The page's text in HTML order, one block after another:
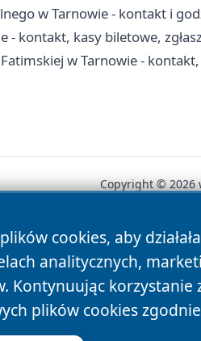
w Tarnowie - kontakt i
- kontakt, kasy biletowe,
w Tarnowie -
cookies, aby
analitycznych,
Kontynuując
plików cookies
Copyright © 2026
News Autorzy